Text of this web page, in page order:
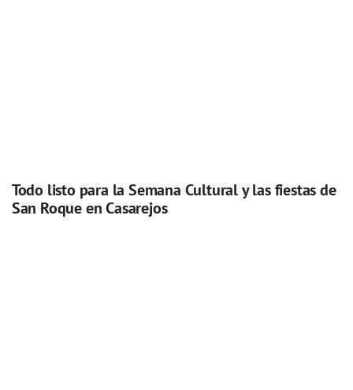
Todo listo para la Semana Cultural y las fiestas de
San Roque en Casarejos